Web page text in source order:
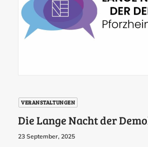
VERANSTALTUNGEN
Die Lange Nacht der
23 September, 2025